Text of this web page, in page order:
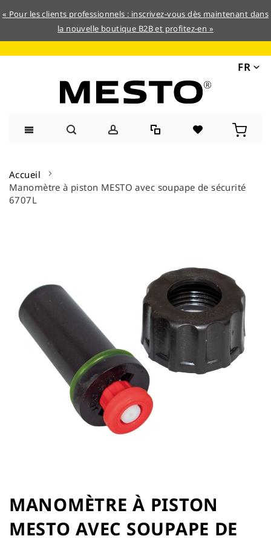
« Pour les clients professionnels : inscrivez-vous dès maintenant dans
la nouvelle boutique B2B et profitez-en »
FR
contenu
Accueil
Manomètre à piston MESTO avec soupape de sécurité
6707L
the
images
gallery
to
the
beginning
MANOMÈTRE À PISTON
MESTO AVEC SOUPAPE DE